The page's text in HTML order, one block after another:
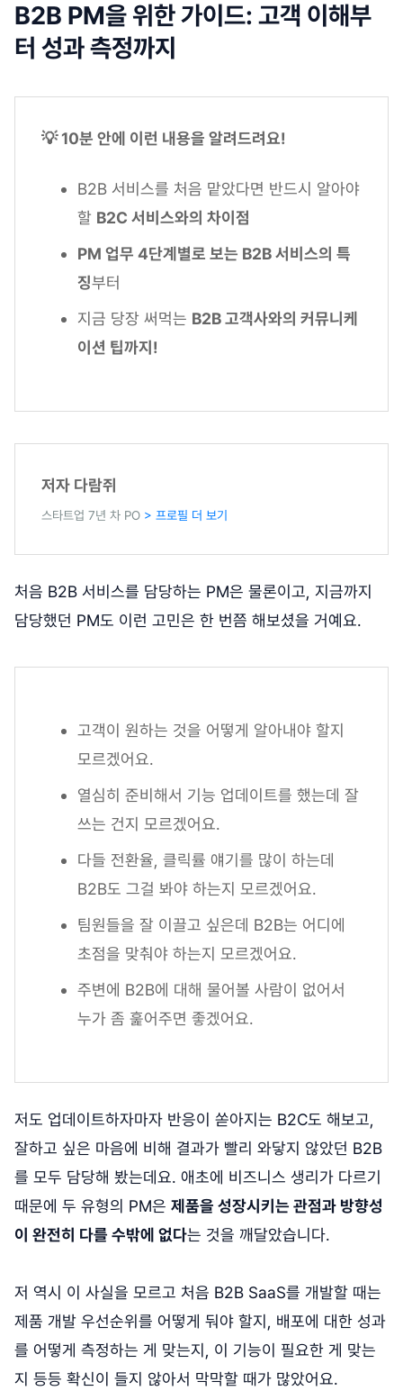
B2B PM을 위한 가이드: 고객 이해부
터 성과 측정까지
💡 10분 안에 이런 내용을 알려드려요!
B2B 서비스를 처음 맡았다면 반드시 알아야
할 B2C 서비스와의 차이점
PM 업무 4단계별로 보는 B2B 서비스의 특
징부터
지금 당장 써먹는 B2B 고객사와의 커뮤니케
이션 팁까지!
저자 다람쥐
스타트업 7년 차 PO > 프로필 더 보기
처음 B2B 서비스를 담당하는 PM은 물론이고, 지금까지
담당했던 PM도 이런 고민은 한 번쯤 해보셨을 거예요.
고객이 원하는 것을 어떻게 알아내야 할지
모르겠어요.
열심히 준비해서 기능 업데이트를 했는데 잘
쓰는 건지 모르겠어요.
다들 전환율, 클릭률 얘기를 많이 하는데
B2B도 그걸 봐야 하는지 모르겠어요.
팀원들을 잘 이끌고 싶은데 B2B는 어디에
초점을 맞춰야 하는지 모르겠어요.
주변에 B2B에 대해 물어볼 사람이 없어서
누가 좀 훑어주면 좋겠어요.
저도 업데이트하자마자 반응이 쏟아지는 B2C도 해보고,
잘하고 싶은 마음에 비해 결과가 빨리 와닿지 않았던 B2B
를 모두 담당해 봤는데요. 애초에 비즈니스 생리가 다르기
때문에 두 유형의 PM은 제품을 성장시키는 관점과 방향성
이 완전히 다를 수밖에 없다는 것을 깨달았습니다.
저 역시 이 사실을 모르고 처음 B2B SaaS를 개발할 때는
제품 개발 우선순위를 어떻게 둬야 할지, 배포에 대한 성과
를 어떻게 측정하는 게 맞는지, 이 기능이 필요한 게 맞는
지 등등 확신이 들지 않아서 막막할 때가 많았어요.